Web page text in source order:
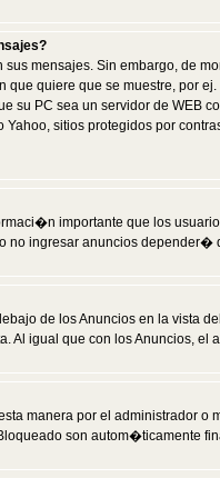
mensajes. Sin embargo, de
que quiere que se muestre, por
su PC sea un servidor de
sitios protegidos por
importante que los
no ingresar anuncios
de los Anuncios en la
Al igual que con los Anuncios,
manera por el administrador
son autom�ticamente